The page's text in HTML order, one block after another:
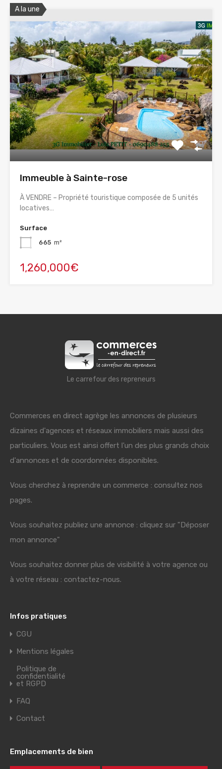
A la une
Immeuble à Sainte-rose
À VENDRE – Propriété touristique composée de 5 unités
locatives…
Surface
665 m²
1,260,000€
Le carrefour des repreneurs
Commerces en direct agrège les annonces de plusieurs
dizaines d'agences et réseaux immobiliers mais aussi des
particuliers. Vous est ainsi offert l'un des plus grands choix
d'annonces et de coordonnées disponibles.
Vous cherchez à reprendre un commerce : consultez nos
pages.
Vous souhaitez publiez une annonce : cliquez sur "Déposer
mon annonce"
Vous souhaitez donner plus de visibilité à votre agence ou
à votre réseau : contactez-nous.
Infos pratiques
CGU
Mentions légales
Politique de
confidentialité
et RGPD
FAQ
Contact
Emplacements de bien